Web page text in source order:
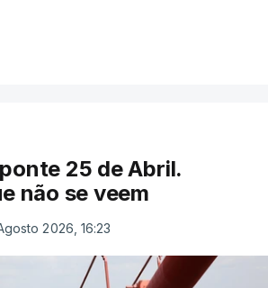
25 de Abril.
não se veem
2026, 16:23